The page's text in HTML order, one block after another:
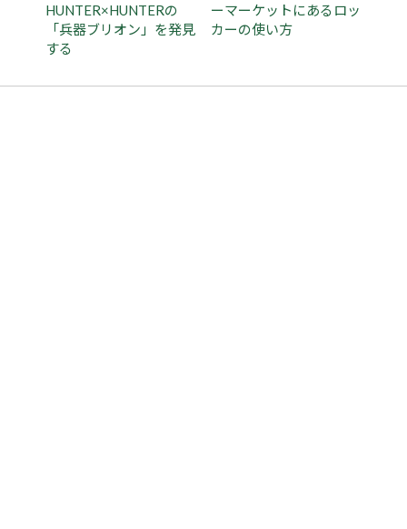
HUNTER×HUNTERの
「兵器ブリオン」を発見
する
ーマーケットにあるロッ
カーの使い方